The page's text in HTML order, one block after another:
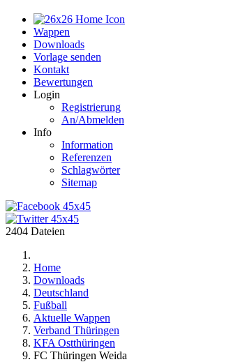
Wappen
Downloads
Vorlage senden
Kontakt
Bewertungen
Login
Registrierung
An/Abmelden
Info
Information
Referenzen
Schlagwörter
Sitemap
2404 Dateien
Home
Downloads
Deutschland
Fußball
Aktuelle Wappen
Verband Thüringen
KFA Ostthüringen
FC Thüringen Weida